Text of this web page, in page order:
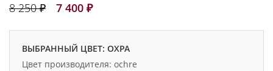
8 250 ₽ 7 400 ₽
ВЫБРАННЫЙ ЦВЕТ: ОХРА
Цвет производителя: ochre